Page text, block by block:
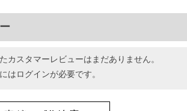
カスタマーレビューはまだありません。
はログインが必要です。